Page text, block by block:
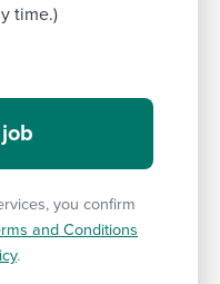
time.)
you confirm
and Conditions
.